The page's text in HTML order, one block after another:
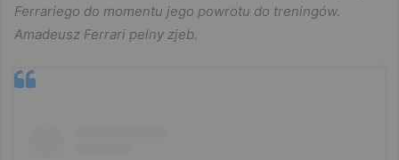
Ferrariego do momentu jego powrotu do treningów.
Amadeusz Ferrari pełny zjeb.